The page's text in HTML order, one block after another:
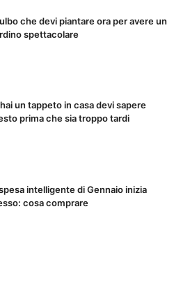
che devi piantare ora per avere un
spettacolare
un tappeto in casa devi sapere
prima che sia troppo tardi
intelligente di Gennaio inizia
cosa comprare